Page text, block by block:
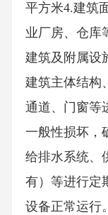
平方米4.建筑
业厂房、仓库
建筑及附属设
建筑主体结构
通道、门窗等
一般性损坏，
给排水系统、
有）等进行定
设备正常运行